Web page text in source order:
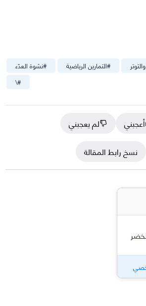
#نشوة العدّء #التمارين الرياضية
#
\
أعجبني
لم يعجبني
نسخ رابط المقالة